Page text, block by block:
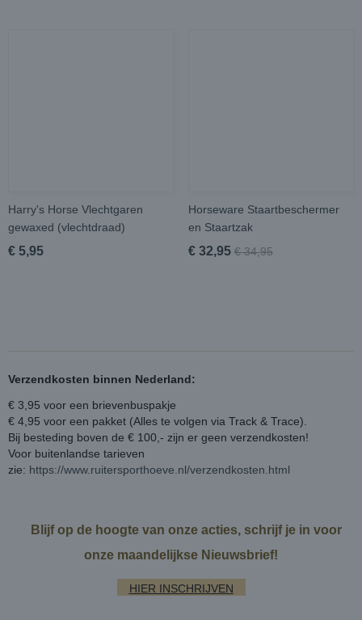
Harry's Horse Vlechtgaren
gewaxed (vlechtdraad)
€ 5,95
Horseware Staartbeschermer
en Staartzak
€ 32,95 € 34,95
Verzendkosten binnen Nederland:
€ 3,95 voor een brievenbuspakje
€ 4,95 voor een pakket (Alles te volgen via Track & Trace).
Bij besteding boven de € 100,- zijn er geen verzendkosten!
Voor buitenlandse tarieven
zie: https://www.ruitersporthoeve.nl/verzendkosten.html
Blijf op de hoogte van onze acties, schrijf je in voor
onze maandelijkse Nieuwsbrief!
HIER INSCHRIJVEN